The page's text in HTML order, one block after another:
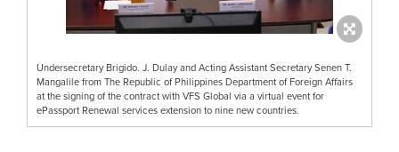
Undersecretary Brigido. J. Dulay and Acting Assistant Secretary Senen T.
Mangalile from The Republic of Philippines Department of Foreign Affairs
at the signing of the contract with VFS Global via a virtual event for
ePassport Renewal services extension to nine new countries.